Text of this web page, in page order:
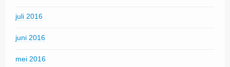
juli 2016
juni 2016
mei 2016